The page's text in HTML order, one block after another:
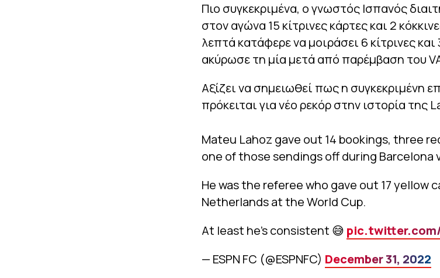
Πιο συγκεκριμένα, ο γνωστός Ισπανός
στον αγώνα 15 κίτρινες κάρτες και 2
λεπτά κατάφερε να μοιράσει 6 κίτρινες
ακύρωσε τη μία μετά από παρέμβαση του
Αξίζει να σημειωθεί πως η συγκεκριμένη
πρόκειται για νέο ρεκόρ στην ιστορία της
Mateu Lahoz gave out 14 bookings, three
one of those sendings off during Barcelona
He was the referee who gave out 17 yellow
Netherlands at the World Cup.
At least he's consistent 😅
— ESPN FC (@ESPNFC) December 31, 2022